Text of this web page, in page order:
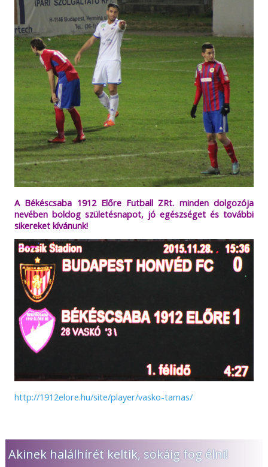
A Békéscsaba 1912 Előre Futball ZRt. minden dolgozója
nevében boldog születésnapot, jó egészséget és további
sikereket kívánunk!
http://1912elore.hu/site/player/vasko-tamas/
Akinek halálhírét keltik, sokáig fog élni!